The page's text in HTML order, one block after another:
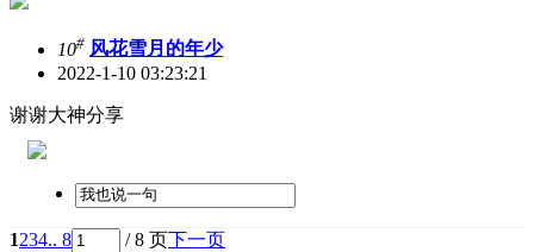
10# 风花雪月的年少
2022-1-10 03:23:21
谢谢大神分享
1234.. 8 / 8 页下一页